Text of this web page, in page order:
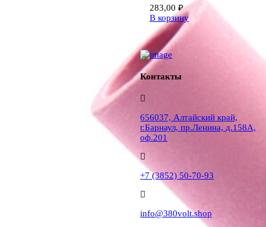
283,00 ₽
В корзину
Контакты
656037, Алтайский край,
г.Барнаул, пр.Ленина, д.158А,
оф.201
+7 (3852) 50-70-93
info@380volt.shop